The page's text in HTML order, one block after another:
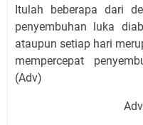
Itulah beberapa dari
penyembuhan luka
ataupun setiap hari
mempercepat
(Adv)